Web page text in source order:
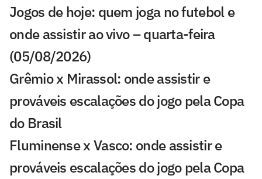
Jogos de hoje: quem joga no futebol e
onde assistir ao vivo – quarta-feira
(05/08/2026)
Grêmio x Mirassol: onde assistir e
prováveis escalações do jogo pela Copa
do Brasil
Fluminense x Vasco: onde assistir e
prováveis escalações do jogo pela Copa